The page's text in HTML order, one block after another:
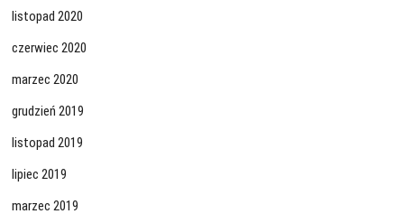
listopad 2020
czerwiec 2020
marzec 2020
grudzień 2019
listopad 2019
lipiec 2019
marzec 2019